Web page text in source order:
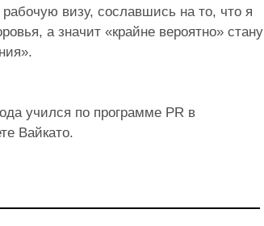
визу, сославшись на то, что я
а значит «крайне вероятно» стану
учился по программе PR в
Вайкато.